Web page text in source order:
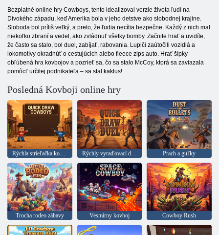
Bezplatné online hry Cowboys, tento idealizoval verzie života ľudí na
Divokého západu, keď Amerika bola v jeho detstve ako slobodnej krajine.
Sloboda bol príliš veľký, a preto, že ľudia necítia bezpečne. Každý z nich mal
niekoľko zbraní a vedel, ako zvládnuť všetky bomby. Začnite hrať a uvidíte,
že často sa stalo, bol duel, zabíjať, rabovania. Lupiči zaútočili vozidlá a
lokomotívy okradnúť o cestujúcich alebo fleece zips auto. Hrať šípky –
obľúbená hra kovbojov a pozrieť sa, čo sa stalo McCoy, ktorá sa zaviazala
pomôcť určitej podnikateľa – sa stal kaktus!
Posledná Kovboji online hry
Rýchly vyraďovací duel Prach a guľky
Trocha rodeo zábavy Vesmírny kovboj Cowboy Rush